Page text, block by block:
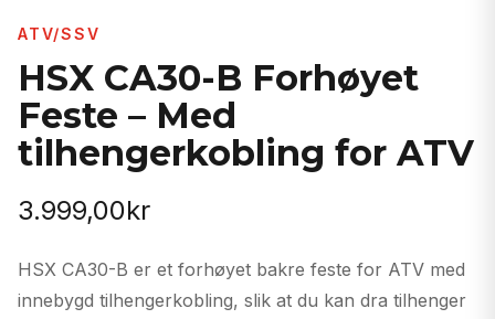
ATV/SSV
HSX CA30-B Forhøyet
Feste – Med
tilhengerkobling for ATV
3.999,00kr
HSX CA30-B er et forhøyet bakre feste for ATV med
innebygd tilhengerkobling, slik at du kan dra tilhenger